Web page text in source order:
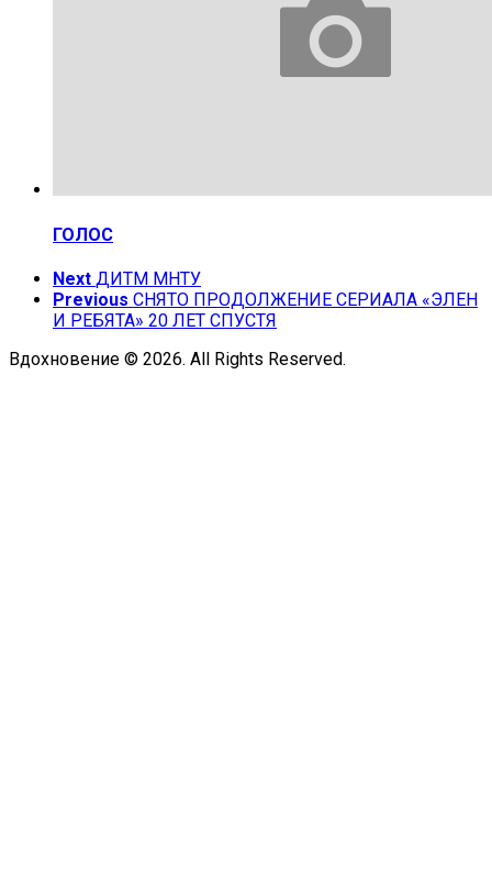
ГОЛОС
Next ДИТМ МНТУ
Previous СНЯТО ПРОДОЛЖЕНИЕ СЕРИАЛА «ЭЛЕН
И РЕБЯТА» 20 ЛЕТ СПУСТЯ
Вдохновение © 2026. All Rights Reserved.